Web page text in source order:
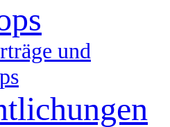
und